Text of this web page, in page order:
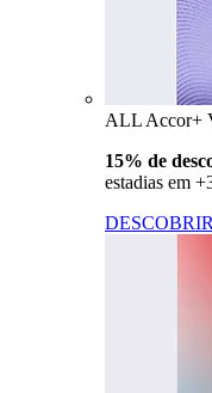
ALL Accor+
15% de
estadias em
DESCOBRIR